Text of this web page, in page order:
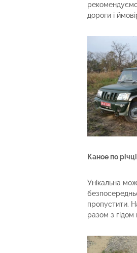
дороги і
Каное по
Унікальна
пропустити.
разом з гідом